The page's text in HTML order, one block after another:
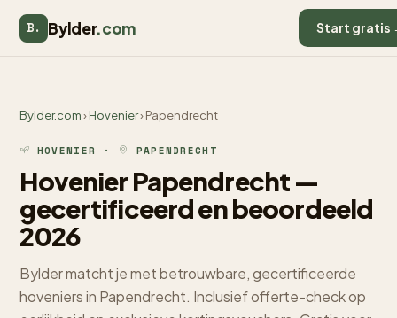
B. Bylder.com Start gratis
Bylder.com›Hovenier› Papendrecht
HOVENIER · PAPENDRECHT
Hovenier Papendrecht —
gecertificeerd en beoordeeld
2026
Bylder matcht je met betrouwbare, gecertificeerde
hoveniers in Papendrecht. Inclusief offerte-check op